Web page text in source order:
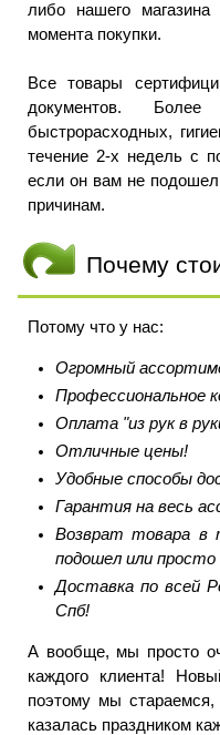
либо нашего
момента покупки.
Все товары
документов.
быстрорасходных,
течение 2-х недель с
если он вам не
причинам.
Почему
Потому что у нас:
Огромный
Профессиональное
Оплата "из рук в
Отличные цены!
Удобные способы
Гарантия на весь
Возврат товара в
подошел или просто
Доставка по всей
Спб!
А вообще, мы просто
каждого клиента!
поэтому мы
казалась праздником